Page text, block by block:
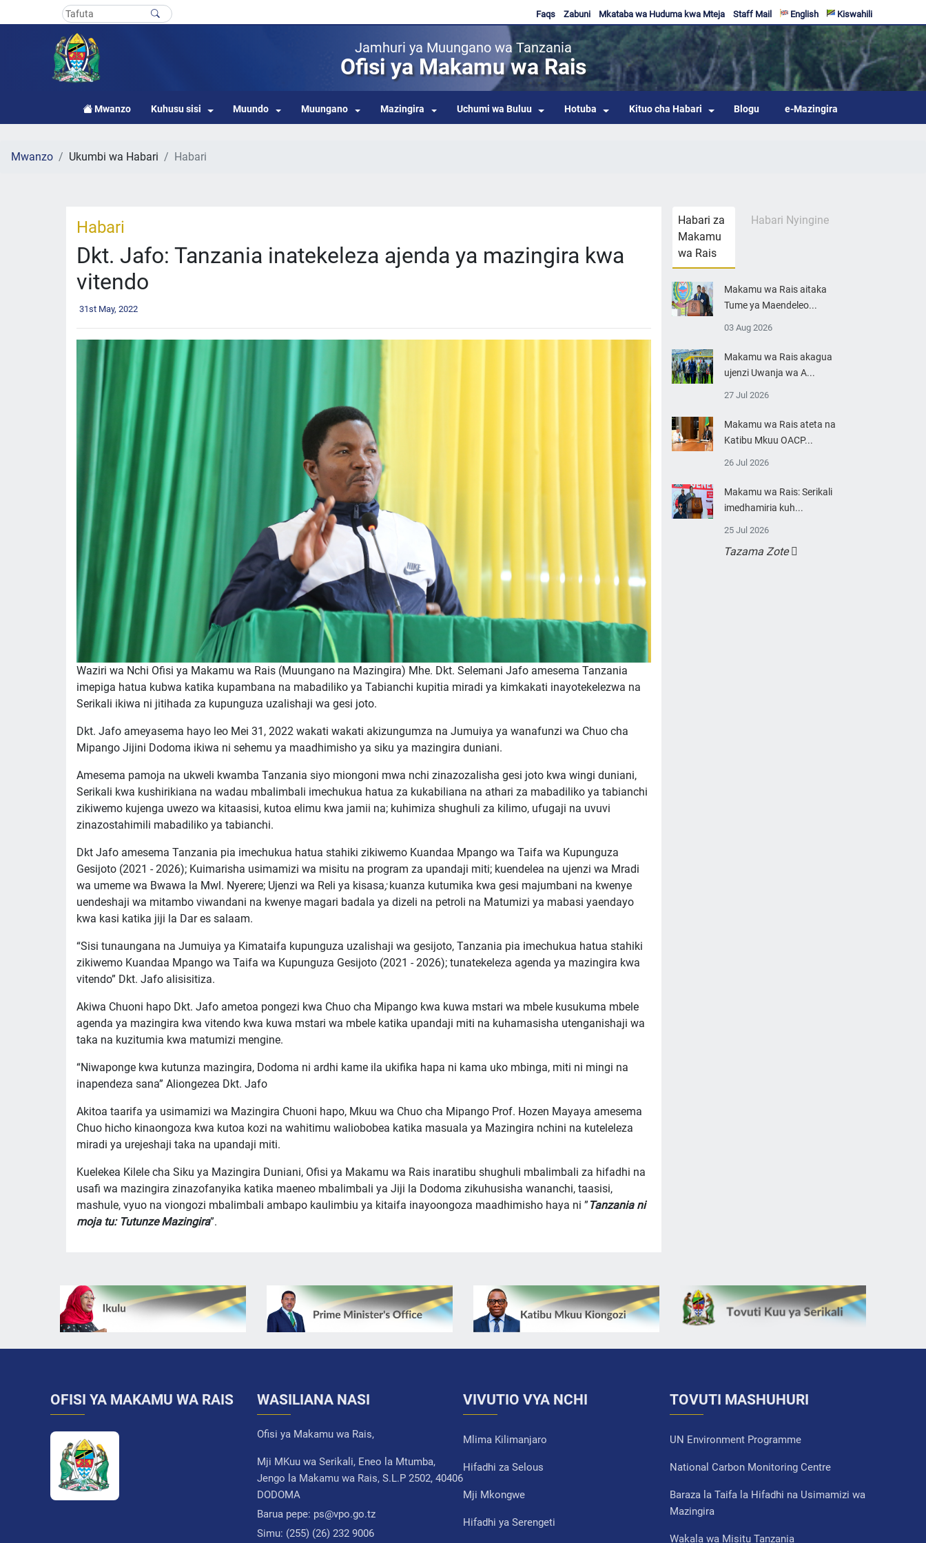
Faqs Zabuni Mkataba wa Huduma kwa Mteja Staff Mail English Kiswahili
Jamhuri ya Muungano wa Tanzania
Ofisi ya Makamu wa Rais
Mwanzo Kuhusu sisi Muundo Muungano Mazingira Uchumi wa Buluu Hotuba Kituo cha Habari Blogu e-Mazingira
Mwanzo Ukumbi wa Habari Habari
Habari
Dkt. Jafo: Tanzania inatekeleza ajenda ya mazingira kwa
vitendo
31st May, 2022
Waziri wa Nchi Ofisi ya Makamu wa Rais (Muungano na Mazingira) Mhe. Dkt. Selemani Jafo amesema Tanzania
imepiga hatua kubwa katika kupambana na mabadiliko ya Tabianchi kupitia miradi ya kimkakati inayotekelezwa na
Serikali ikiwa ni jitihada za kupunguza uzalishaji wa gesi joto.
Dkt. Jafo ameyasema hayo leo Mei 31, 2022 wakati wakati akizungumza na Jumuiya ya wanafunzi wa Chuo cha
Mipango Jijini Dodoma ikiwa ni sehemu ya maadhimisho ya siku ya mazingira duniani.
Amesema pamoja na ukweli kwamba Tanzania siyo miongoni mwa nchi zinazozalisha gesi joto kwa wingi duniani,
Serikali kwa kushirikiana na wadau mbalimbali imechukua hatua za kukabiliana na athari za mabadiliko ya tabianchi
zikiwemo kujenga uwezo wa kitaasisi, kutoa elimu kwa jamii na; kuhimiza shughuli za kilimo, ufugaji na uvuvi
zinazostahimili mabadiliko ya tabianchi.
Dkt Jafo amesema Tanzania pia imechukua hatua stahiki zikiwemo Kuandaa Mpango wa Taifa wa Kupunguza
Gesijoto (2021 - 2026); Kuimarisha usimamizi wa misitu na program za upandaji miti; kuendelea na ujenzi wa Mradi
wa umeme wa Bwawa la Mwl. Nyerere; Ujenzi wa Reli ya kisasa; kuanza kutumika kwa gesi majumbani na kwenye
uendeshaji wa mitambo viwandani na kwenye magari badala ya dizeli na petroli na Matumizi ya mabasi yaendayo
kwa kasi katika jiji la Dar es salaam.
“Sisi tunaungana na Jumuiya ya Kimataifa kupunguza uzalishaji wa gesijoto, Tanzania pia imechukua hatua stahiki
zikiwemo Kuandaa Mpango wa Taifa wa Kupunguza Gesijoto (2021 - 2026); tunatekeleza agenda ya mazingira kwa
vitendo” Dkt. Jafo alisisitiza.
Akiwa Chuoni hapo Dkt. Jafo ametoa pongezi kwa Chuo cha Mipango kwa kuwa mstari wa mbele kusukuma mbele
agenda ya mazingira kwa vitendo kwa kuwa mstari wa mbele katika upandaji miti na kuhamasisha utenganishaji wa
taka na kuzitumia kwa matumizi mengine.
“Niwaponge kwa kutunza mazingira, Dodoma ni ardhi kame ila ukifika hapa ni kama uko mbinga, miti ni mingi na
inapendeza sana” Aliongezea Dkt. Jafo
Akitoa taarifa ya usimamizi wa Mazingira Chuoni hapo, Mkuu wa Chuo cha Mipango Prof. Hozen Mayaya amesema
Chuo hicho kinaongoza kwa kutoa kozi na wahitimu waliobobea katika masuala ya Mazingira nchini na kuteleleza
miradi ya urejeshaji taka na upandaji miti.
Kuelekea Kilele cha Siku ya Mazingira Duniani, Ofisi ya Makamu wa Rais inaratibu shughuli mbalimbali za hifadhi na
usafi wa mazingira zinazofanyika katika maeneo mbalimbali ya Jiji la Dodoma zikuhusisha wananchi, taasisi,
mashule, vyuo na viongozi mbalimbali ambapo kaulimbiu ya kitaifa inayoongoza maadhimisho haya ni ” Tanzania ni
moja tu: Tutunze Mazingira”.
Habari za
Makamu
wa Rais
Habari Nyingine
Makamu wa Rais aitaka
Tume ya Maendeleo...
03 Aug 2026
Makamu wa Rais akagua
ujenzi Uwanja wa A...
27 Jul 2026
Makamu wa Rais ateta na
Katibu Mkuu OACP...
26 Jul 2026
Makamu wa Rais: Serikali
imedhamiria kuh...
25 Jul 2026
Tazama Zote
OFISI YA MAKAMU WA RAIS WASILIANA NASI
Ofisi ya Makamu wa Rais,
Mji MKuu wa Serikali, Eneo la Mtumba,
Jengo la Makamu wa Rais, S.L.P 2502, 40406
DODOMA
Barua pepe: ps@vpo.go.tz
Simu: (255) (26) 232 9006
VIVUTIO VYA NCHI
Mlima Kilimanjaro
Hifadhi za Selous
Mji Mkongwe
Hifadhi ya Serengeti
TOVUTI MASHUHURI
UN Environment Programme
National Carbon Monitoring Centre
Baraza la Taifa la Hifadhi na Usimamizi wa
Mazingira
Wakala wa Misitu Tanzania